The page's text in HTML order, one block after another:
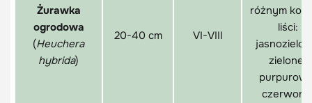
Żurawka
ogrodowa
(Heuchera
hybrida)
20-40 cm VI-VIII
różnym
liści:
zielone,